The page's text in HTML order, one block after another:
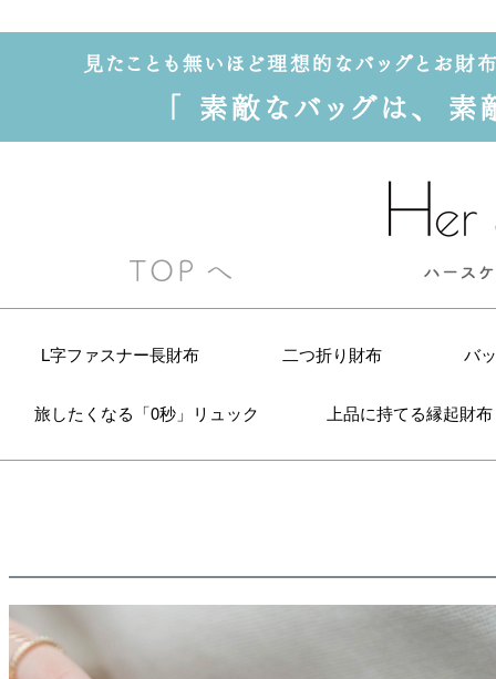
L字ファスナー長財布 二つ折り財布 バ
旅したくなる「0秒」リュック 上品に持てる縁起財布